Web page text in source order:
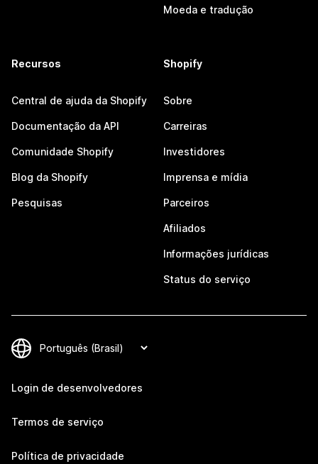
Moeda e tradução
Recursos
Central de ajuda da Shopify
Documentação da API
Comunidade Shopify
Blog da Shopify
Pesquisas
Shopify
Sobre
Carreiras
Investidores
Imprensa e mídia
Parceiros
Afiliados
Informações jurídicas
Status do serviço
Login de desenvolvedores
Termos de serviço
Política de privacidade